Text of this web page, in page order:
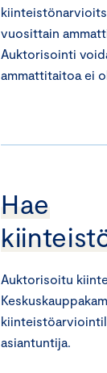
vuosittain
Auktorisointi
ammattitaitoa ei
Hae
Auktorisoitu
asiantuntija.